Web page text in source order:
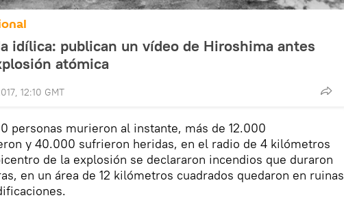
idílica: publican un vídeo de Hiroshima antes
atómica
12:10 GMT
personas murieron al instante, más de 12.000
y 40.000 sufrieron heridas, en el radio de 4 kilómetros
de la explosión se declararon incendios que duraron
en un área de 12 kilómetros cuadrados quedaron en ruinas